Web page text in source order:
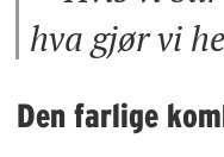
hva gjør vi
Den farlige